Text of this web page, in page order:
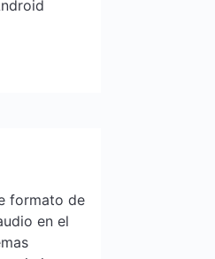
formato de
en el